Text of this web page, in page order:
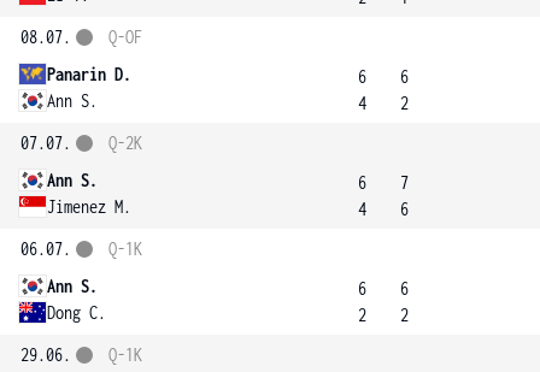
08.07.
Panarin D.
Ann S.
Q-OF
6
4
6
2
07.07.
Ann S.
Jimenez M.
Q-2K
6
4
7
6
06.07.
Ann S.
Dong C.
Q-1K
6
2
6
2
29.06.
Q-1K